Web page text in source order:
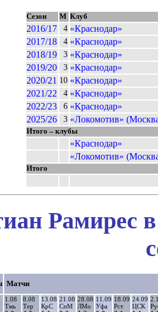
Сезон М Клуб
2016/17 4 «Краснодар»
2017/18
4 «Краснодар»
2018/19
3 «Краснодар»
2019/20
3 «Краснодар»
2020/21 10 «Краснодар»
2021/22
4 «Краснодар»
2022/23
6 «Краснодар»
2025/26
3 «Локомотив»
Итого – клубы
«Краснодар»
«Локомотив»
Итого
Рамирес
Матчи
1.08
Тмь
8.08
Тер
13.08
КрС
21.08
СпМ
28.08
ЛМо
11.09
Уфа
18.09
Рст
24.09
ЦСК